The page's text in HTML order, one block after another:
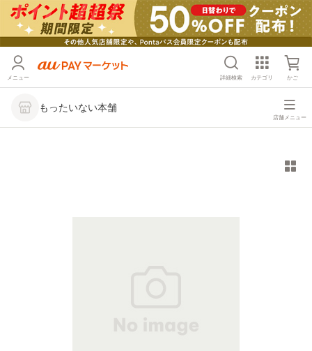
メニュー 詳細検索 カテゴリ かご
もったいない本舗
店舗メニュー